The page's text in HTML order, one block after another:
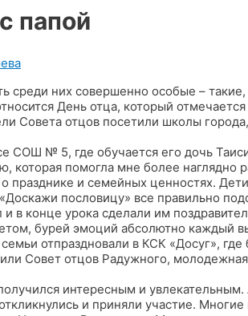
папой
среди них совершенно особые –
День отца, который отмечается
Совета отцов посетили школы
СОШ № 5, где обучается его дочь
которая помогла мне более наглядно
празднике и семейных ценностях.
пословицу» все правильно
в конце урока сделали им
бурей эмоций абсолютно каждый
отпраздновали в КСК «Досуг»,
Совет отцов Радужного,
интересным и
и приняли участие.